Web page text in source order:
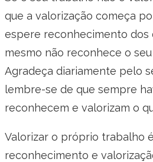
que a valorização começa
espere reconhecimento dos
mesmo não reconhece o
Agradeça diariamente pelo
lembre-se de que sempre
reconhecem e valorizam o
Valorizar o próprio trabalho
reconhecimento e